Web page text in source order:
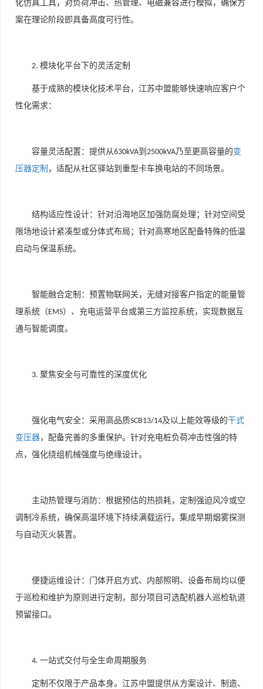
化仿真工具，对负荷冲击、热管理、电磁兼容进行模拟，确保方
案在理论阶段即具备高度可行性。
2. 模块化平台下的灵活定制
基于成熟的模块化技术平台，江苏中盟能够快速响应客户个
性化需求：
容量灵活配置：提供从630kVA到 2500kVA乃至更高容量的变
压器定制 ，适配从社区驿站到重型卡车换电站的不同场景。
结构适应性设计：针对沿海地区加强防腐处理；针对空间受
限场地设计紧凑型或分体式布局；针对高寒地区配备特殊的低温
启动与保温系统。
智能融合定制：预置物联网关，无缝对接客户指定的能量管
理系统（EMS）、充电运营平台或第三方监控系统，实现数据互
通与智能调度。
3. 聚焦安全与可靠性的深度优化
强化电气安全：采用高品质SCB13/14及以上能效等级的干式
变压器，配备完善的多重保护。针对充电桩负荷冲击性强的特
点，强化绕组机械强度与绝缘设计。
主动热管理与消防：根据预估的热损耗，定制强迫风冷或空
调制冷系统，确保高温环境下持续满载运行。集成早期烟雾探测
与自动灭火装置。
便捷运维设计：门体开启方式、内部照明、设备布局均以便
于巡检和维护为原则进行定制，部分项目可选配机器人巡检轨道
预留接口。
4. 一站式交付与全生命周期服务
定制不仅限于产品本身。江苏中盟提供从方案设计、制造、